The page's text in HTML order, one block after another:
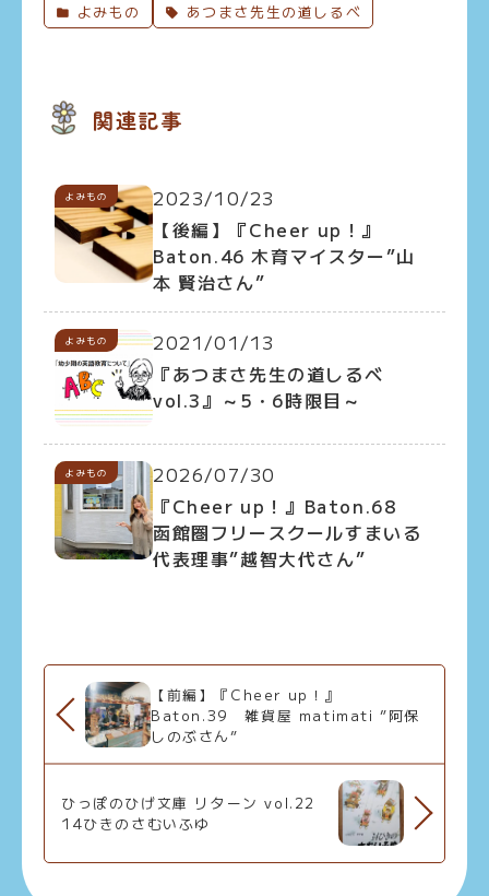
よみもの あつまさ先生の道しるべ
関連記事
よみもの
2023/10/23
【後編】『Cheer up！』
Baton.46 木育マイスター”山
本 賢治さん”
よみもの
2021/01/13
『あつまさ先生の道しるべ
vol.3』～5・6時限目～
よみもの
2026/07/30
『Cheer up！』Baton.68
函館圏フリースクールすまいる
代表理事”越智大代さん”
【前編】『Cheer up！』
Baton.39 雑貨屋 matimati ”阿保
しのぶさん”
ひっぽのひげ文庫 リターン vol.22
14ひきのさむいふゆ